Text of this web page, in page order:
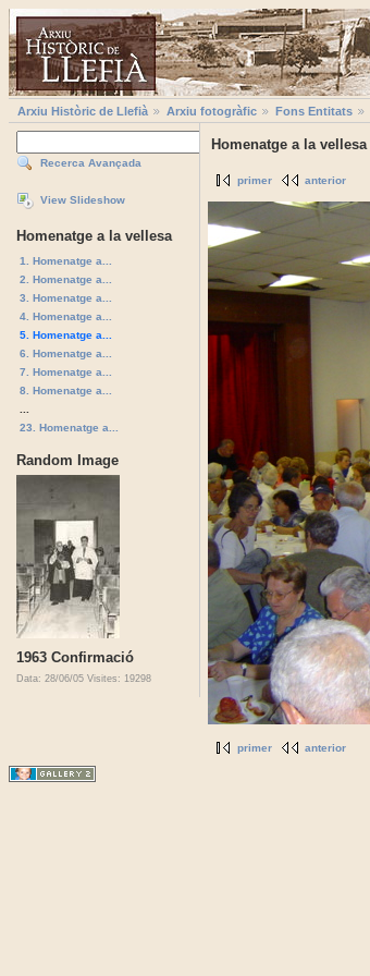
Arxiu Històric de Llefià Arxiu fotogràfic Fons Entitats
Recerca Avançada
View Slideshow
Homenatge a la vellesa
1. Homenatge a...
2. Homenatge a...
3. Homenatge a...
4. Homenatge a...
5. Homenatge a...
6. Homenatge a...
7. Homenatge a...
8. Homenatge a...
23. Homenatge a...
Random Image
1963 Confirmació
Data: 28/06/05 Visites: 19298
Homenatge a la vellesa
primer anterior
primer anterior